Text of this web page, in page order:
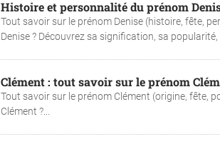
Histoire et personnalité du prénom
Tout savoir sur le prénom Denise (histoire, fête,
Denise ? Découvrez sa signification, sa popularité,
Clément : tout savoir sur le prénom
Tout savoir sur le prénom Clément (origine, fête,
Clément ?...